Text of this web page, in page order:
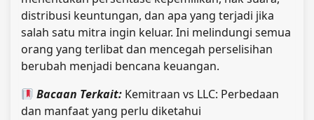
distribusi keuntungan, dan apa yang terjadi jika
salah satu mitra ingin keluar. Ini melindungi semua
orang yang terlibat dan mencegah perselisihan
berubah menjadi bencana keuangan.
Bacaan Terkait: Kemitraan vs LLC: Perbedaan
dan manfaat yang perlu diketahui